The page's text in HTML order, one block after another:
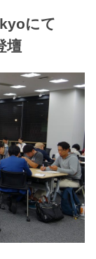
にて
壇